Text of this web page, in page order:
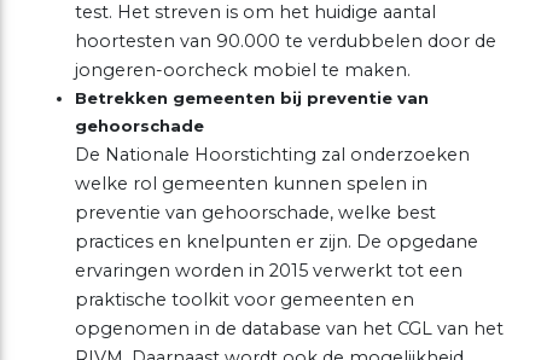
test. Het streven is om het huidige aantal
hoortesten van 90.000 te verdubbelen door de
jongeren-oorcheck mobiel te maken.
Betrekken gemeenten bij preventie van
gehoorschade
De Nationale Hoorstichting zal onderzoeken
welke rol gemeenten kunnen spelen in
preventie van gehoorschade, welke best
practices en knelpunten er zijn. De opgedane
ervaringen worden in 2015 verwerkt tot een
praktische toolkit voor gemeenten en
opgenomen in de database van het CGL van het